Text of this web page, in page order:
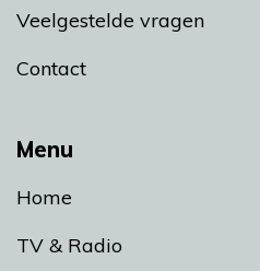
Menu
Home
TV & Radio
Veelgestelde vragen
Contact